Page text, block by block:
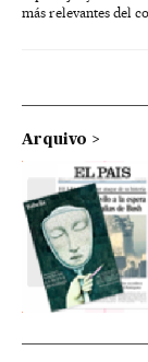
más relevantes del
Arquivo